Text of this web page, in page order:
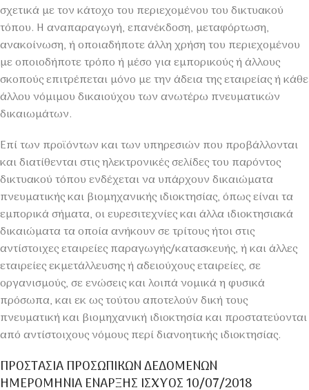
σχετικά με τον κάτοχο του περιεχομένου του δικτυακού
τόπου. Η αναπαραγωγή, επανέκδοση, μεταφόρτωση,
ανακοίνωση, ή οποιαδήποτε άλλη χρήση του περιεχομένου
με οποιοδήποτε τρόπο ή μέσο για εμπορικούς ή άλλους
σκοπούς επιτρέπεται μόνο με την άδεια της εταιρείας ή κάθε
άλλου νόμιμου δικαιούχου των ανωτέρω πνευματικών
δικαιωμάτων.
Επί των προϊόντων και των υπηρεσιών που προβάλλονται
και διατίθενται στις ηλεκτρονικές σελίδες του παρόντος
δικτυακού τόπου ενδέχεται να υπάρχουν δικαιώματα
πνευματικής και βιομηχανικής ιδιοκτησίας, όπως είναι τα
εμπορικά σήματα, οι ευρεσιτεχνίες και άλλα ιδιοκτησιακά
δικαιώματα τα οποία ανήκουν σε τρίτους ήτοι στις
αντίστοιχες εταιρείες παραγωγής/κατασκευής, ή και άλλες
εταιρείες εκμετάλλευσης ή αδειούχους εταιρείες, σε
οργανισμούς, σε ενώσεις και λοιπά νομικά η φυσικά
πρόσωπα, και εκ ως τούτου αποτελούν δική τους
πνευματική και βιομηχανική ιδιοκτησία και προστατεύονται
από αντίστοιχους νόμους περί διανοητικής ιδιοκτησίας.
ΠΡΟΣΤΑΣΙΑ ΠΡΟΣΩΠΙΚΩΝ ΔΕΔΟΜΕΝΩΝ
ΗΜΕΡΟΜΗΝΙΑ ΕΝΑΡΞΗΣ ΙΣΧΥΟΣ 10/07/2018